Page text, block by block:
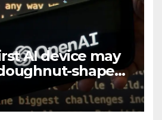
AI device may
shaped
Report